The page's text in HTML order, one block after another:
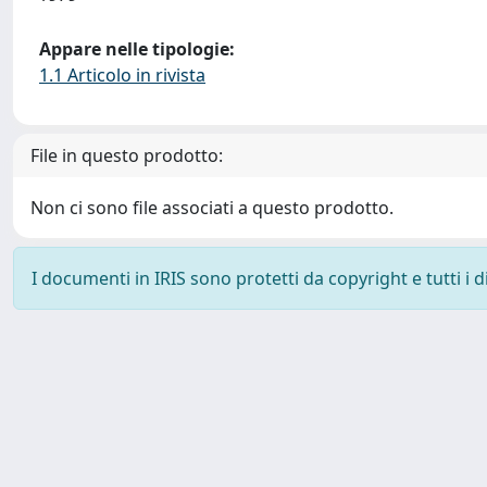
Appare nelle tipologie:
1.1 Articolo in rivista
File in questo prodotto:
Non ci sono file associati a questo prodotto.
I documenti in IRIS sono protetti da copyright e tutti i